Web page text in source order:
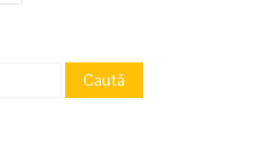
Caută